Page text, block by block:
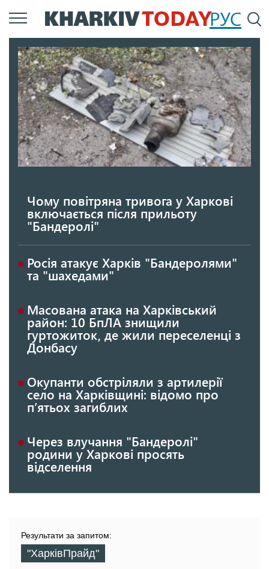
Перейти
до
вмісту
РУС
Чому повітряна тривога у Харкові
включається після прильоту
"Бандеролі"
Росія атакує Харків "Бандеролями"
та "шахедами"
Масована атака на Харківський
район: 10 БпЛА знищили
гуртожиток, де жили переселенці з
Донбасу
Окупанти обстріляли з артилерії
село на Харківщині: відомо про
п’ятьох загиблих
Через влучання "Бандеролі"
родини у Харкові просять
відселення
Результати за запитом:
"ХарківПрайд"